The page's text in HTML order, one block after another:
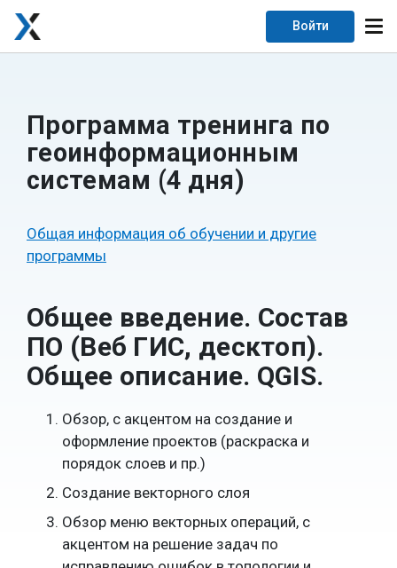
Войти
Программа тренинга по
геоинформационным
системам (4 дня)
Общая информация об обучении и другие
программы
Общее введение. Состав
ПО (Веб ГИС, десктоп).
Общее описание. QGIS.
Обзор, с акцентом на создание и
оформление проектов (раскраска и
порядок слоев и пр.)
Создание векторного слоя
Обзор меню векторных операций, с
акцентом на решение задач по